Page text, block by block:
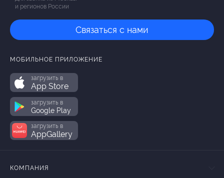
и регионов России
Связаться с нами
МОБИЛЬНОЕ ПРИЛОЖЕНИЕ
загрузить в
App Store
загрузить в
Google Play
загрузить в
AppGallery
КОМПАНИЯ